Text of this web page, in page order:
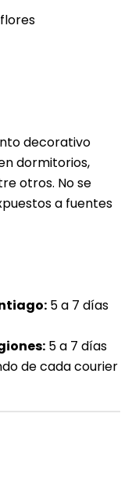
decorativo
dormitorios,
otros. No se
a fuentes
5 a 7 días
5 a 7 días
de cada courier